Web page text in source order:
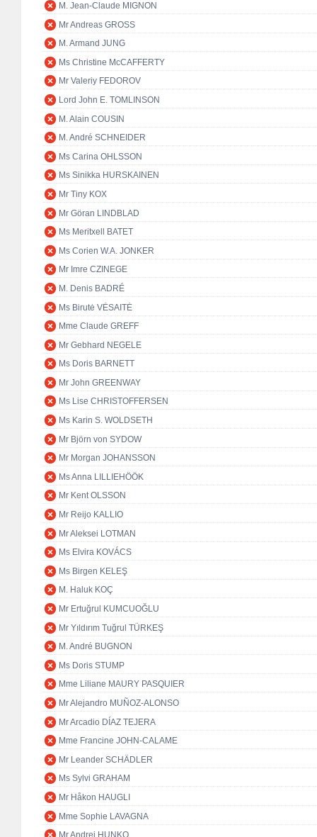
M. Jean-Claude MIGNON
Mr Andreas GROSS
M. Armand JUNG
Ms Christine McCAFFERTY
Mr Valeriy FEDOROV
Lord John E. TOMLINSON
M. Alain COUSIN
M. André SCHNEIDER
Ms Carina OHLSSON
Ms Sinikka HURSKAINEN
Mr Tiny KOX
Mr Göran LINDBLAD
Ms Meritxell BATET
Ms Corien W.A. JONKER
Mr Imre CZINEGE
M. Denis BADRÉ
Ms Birutė VĖSAITĖ
Mme Claude GREFF
Mr Gebhard NEGELE
Ms Doris BARNETT
Mr John GREENWAY
Ms Lise CHRISTOFFERSEN
Ms Karin S. WOLDSETH
Mr Björn von SYDOW
Mr Morgan JOHANSSON
Ms Anna LILLIEHÖÖK
Mr Kent OLSSON
Mr Reijo KALLIO
Mr Aleksei LOTMAN
Ms Elvira KOVÁCS
Ms Birgen KELEŞ
M. Haluk KOÇ
Mr Ertuğrul KUMCUOĞLU
Mr Yıldırım Tuğrul TÜRKEŞ
M. André BUGNON
Ms Doris STUMP
Mme Liliane MAURY PASQUIER
Mr Alejandro MUÑOZ-ALONSO
Mr Arcadio DÍAZ TEJERA
Mme Francine JOHN-CALAME
Mr Leander SCHÄDLER
Ms Sylvi GRAHAM
Mr Håkon HAUGLI
Mme Sophie LAVAGNA
Mr Andrej HUNKO